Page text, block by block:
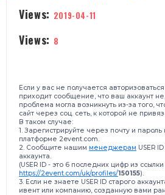
Views: 2019-04-11
Views: 8
Если у вас не получается
приходит сообщение, что ваш аккаунт
проблема могла возникнуть из-за того,
сайт через соц. сеть, к которой не
В таком случае:
1. Зарегистрируйте через почту и пароль
платформе 2event.com.
2. Сообщите нашим менеджерам USER
аккаунта.
(USER ID - это 6 последних цифр из
https://2event.com/uk/profiles/150155).
3. Если не знаете USER ID старого
ивент или компанию, созданную вами